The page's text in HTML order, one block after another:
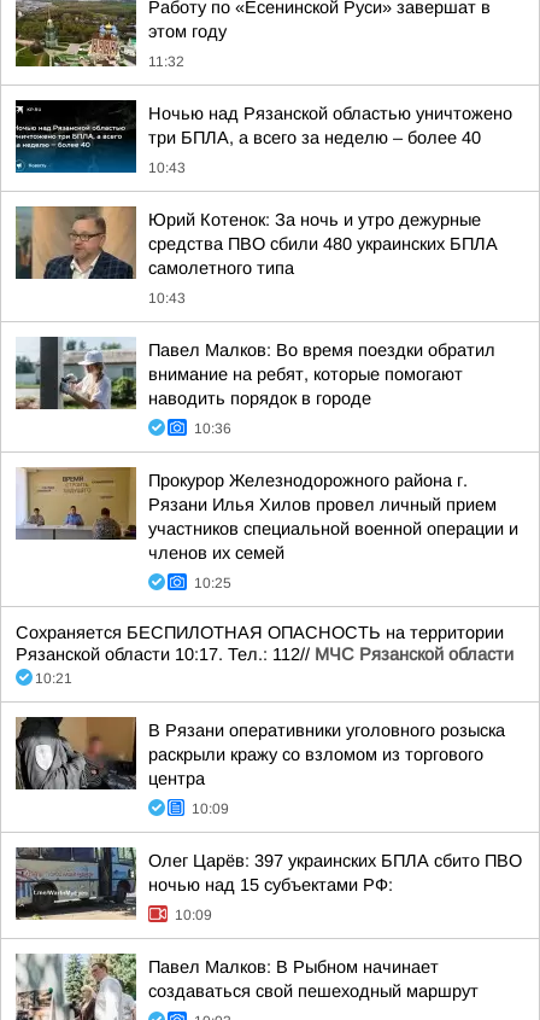
Работу по «Есенинской Руси» завершат в
этом году
11:32
Ночью над Рязанской областью уничтожено
три БПЛА, а всего за неделю – более 40
10:43
Юрий Котенок: За ночь и утро дежурные
средства ПВО сбили 480 украинских БПЛА
самолетного типа
10:43
Павел Малков: Во время поездки обратил
внимание на ребят, которые помогают
наводить порядок в городе
10:36
Прокурор Железнодорожного района г.
Рязани Илья Хилов провел личный прием
участников специальной военной операции и
членов их семей
10:25
Сохраняется БЕСПИЛОТНАЯ ОПАСНОСТЬ на территории
Рязанской области 10:17. Тел.: 112// МЧС Рязанской области
10:21
В Рязани оперативники уголовного розыска
раскрыли кражу со взломом из торгового
центра
10:09
Олег Царёв: 397 украинских БПЛА сбито ПВО
ночью над 15 субъектами РФ:
10:09
Павел Малков: В Рыбном начинает
создаваться свой пешеходный маршрут